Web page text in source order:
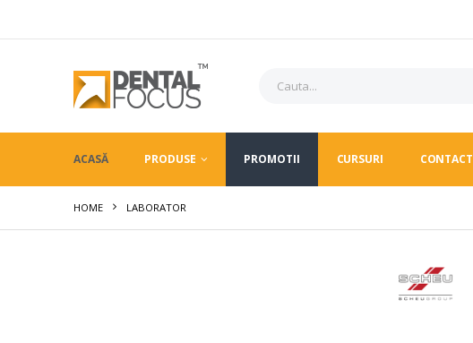
ACASĂ PRODUSE PROMOTII CURSURI CONTACT
HOME LABORATOR